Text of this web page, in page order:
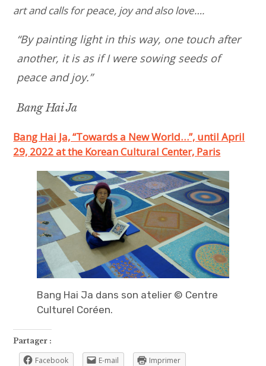
art and calls for peace, joy and also love….
“By painting light in this way, one touch after
another, it is as if I were sowing seeds of
peace and joy.”
Bang Hai Ja
Bang Hai Ja, “Towards a New World…”, until April
29, 2022 at the Korean Cultural Center, Paris
Bang Hai Ja dans son atelier © Centre
Culturel Coréen.
Partager :
Facebook E-mail Imprimer